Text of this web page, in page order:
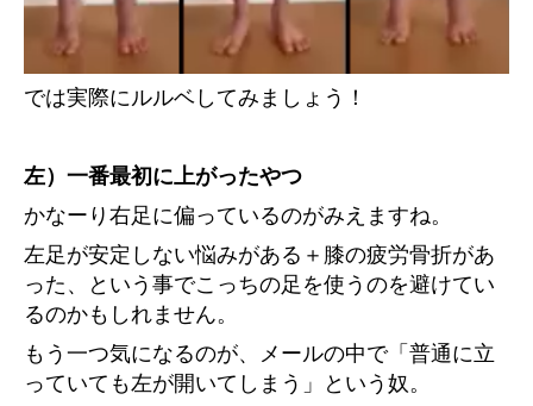
では実際にルルベしてみましょう！
左）一番最初に上がったやつ
かなーり右足に偏っているのがみえますね。
左足が安定しない悩みがある＋膝の疲労骨折があ
った、という事でこっちの足を使うのを避けてい
るのかもしれません。
もう一つ気になるのが、メールの中で「普通に立
っていても左が開いてしまう」という奴。